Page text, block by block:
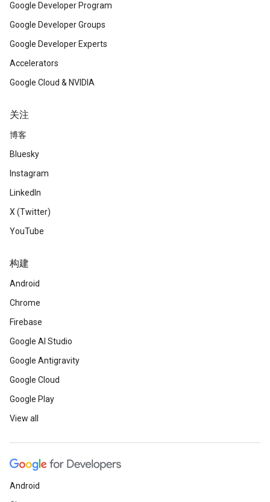
Google Developer Program
Google Developer Groups
Google Developer Experts
Accelerators
Google Cloud & NVIDIA
关注
博客
Bluesky
Instagram
LinkedIn
X (Twitter)
YouTube
构建
Android
Chrome
Firebase
Google AI Studio
Google Antigravity
Google Cloud
Google Play
View all
Android